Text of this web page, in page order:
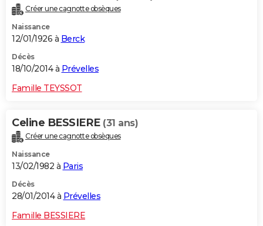
Créer une cagnotte obsèques
Naissance
12/01/1926 à Berck
Décès
18/10/2014 à Prévelles
Famille TEYSSOT
Celine BESSIERE (31 ans)
Créer une cagnotte obsèques
Naissance
13/02/1982 à Paris
Décès
28/01/2014 à Prévelles
Famille BESSIERE